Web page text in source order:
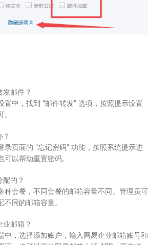
发邮件？​
置中，找到 “邮件转发” 选项，按照提示设置
。​
？​
录页面的 “忘记密码” 功能，按照系统提示进
可以帮助重置密码。​
配的？​
种套餐，不同套餐的邮箱容量不同。管理员可
不同的邮箱容量。​
业邮箱？​
中，选择添加账户，输入网易企业邮箱账号和